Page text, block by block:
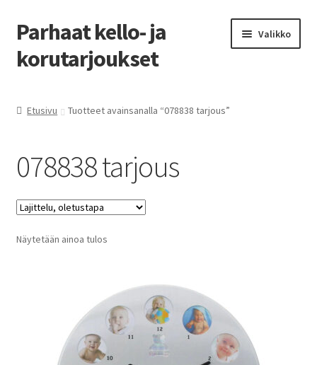
Siirry
navigointiin
Siirry
sisältöön
Parhaat kello- ja
korutarjoukset
Valikko
Etusivu Tuotteet avainsanalla “078838 tarjous”
078838 tarjous
Näytetään ainoa tulos